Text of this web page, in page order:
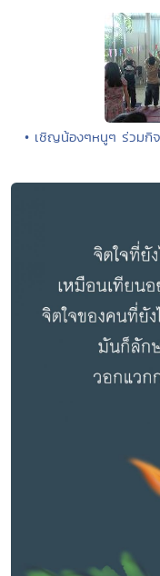
• เชิญน้องๆหนูๆ ร่วมกิ